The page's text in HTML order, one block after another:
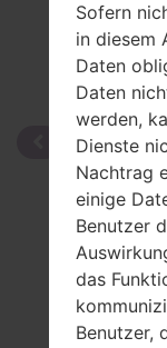
Sofern
in diesem
Daten
Daten
werden,
Dienste
Nachtrag
einige
Benutzer
das
Benutzer,